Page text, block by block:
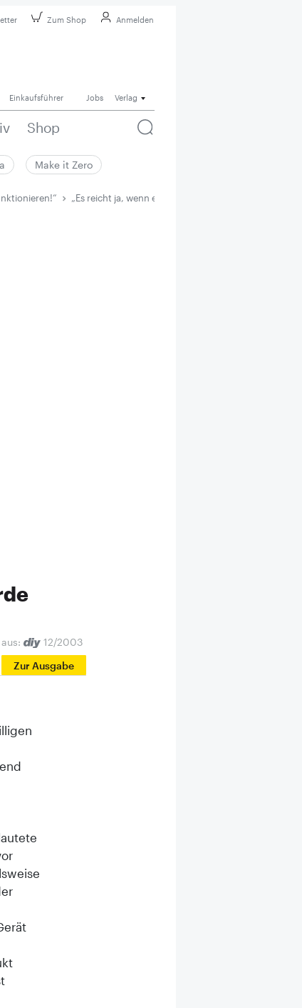
Zum Shop Anmelden
Einkaufsführer Jobs Verlag
Shop
Make it Zero
„Es reicht ja, wenn es so aussieht, als würde es
aus:
12/2003
Zur Ausgabe